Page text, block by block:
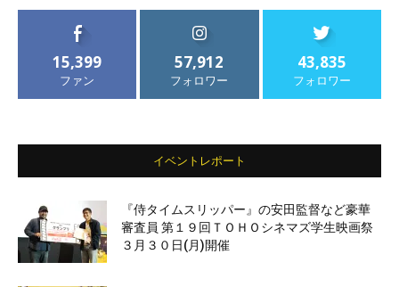
15,399
ファン
57,912
フォロワー
43,835
フォロワー
イベントレポート
『侍タイムスリッパー』の安田監督など豪華
審査員 第１９回ＴＯＨＯシネマズ学生映画祭
３月３０日(月)開催